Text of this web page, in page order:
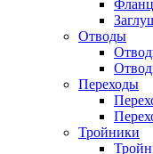
Отводы
Переходы
Тройники